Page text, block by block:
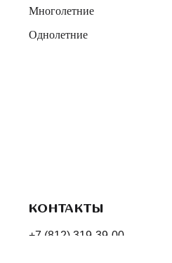
Многолетние
Однолетние
КОНТАКТЫ
+7 (812) 319-39-00